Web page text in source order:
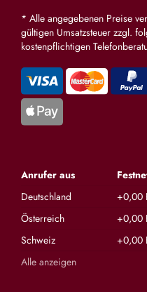
* Alle angegebenen Preise
gültigen Umsatzsteuer zzgl.
kostenpflichtigen
Anrufer aus
Deutschland
+0,00
Österreich
+0,00
Schweiz
+0,00
Alle anzeigen